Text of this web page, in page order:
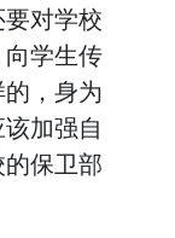
对学校
学生传
，身为
加强自
保卫部